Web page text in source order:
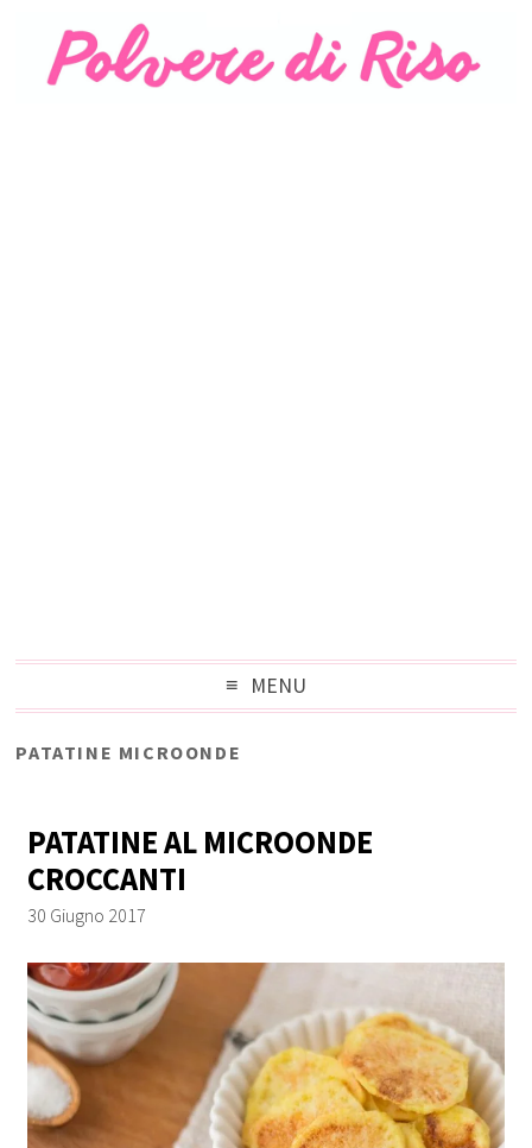
MENU
PATATINE MICROONDE
PATATINE AL MICROONDE
CROCCANTI
30 Giugno 2017